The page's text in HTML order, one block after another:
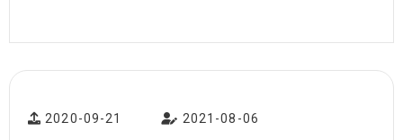
2020-09-21 2021-08-06